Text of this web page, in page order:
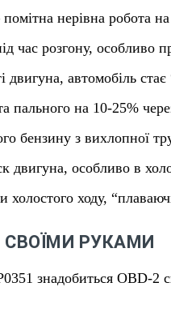
нерівна робота
час розгону, особливо
двигуна, автомобіль
пального на 10-25%
бензину з вихлопної
двигуна, особливо в
холостого ходу,
СВОЇМИ РУКАМИ
знадобиться OBD-2